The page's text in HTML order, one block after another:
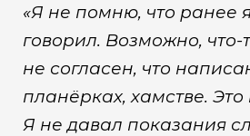
«Я не помню, что ранее
говорил. Возможно, что-
не согласен, что
планёрках, хамстве.
Я не давал показания